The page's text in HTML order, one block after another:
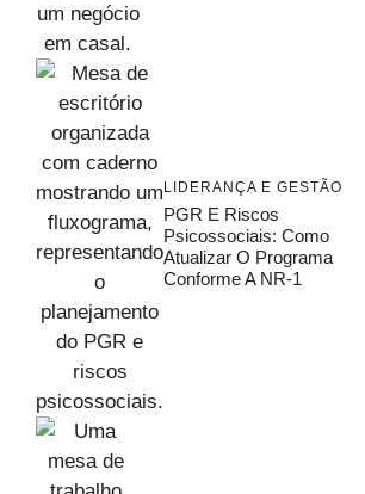
LIDERANÇA E GESTÃO
PGR E Riscos
Psicossociais: Como
Atualizar O Programa
Conforme A NR-1